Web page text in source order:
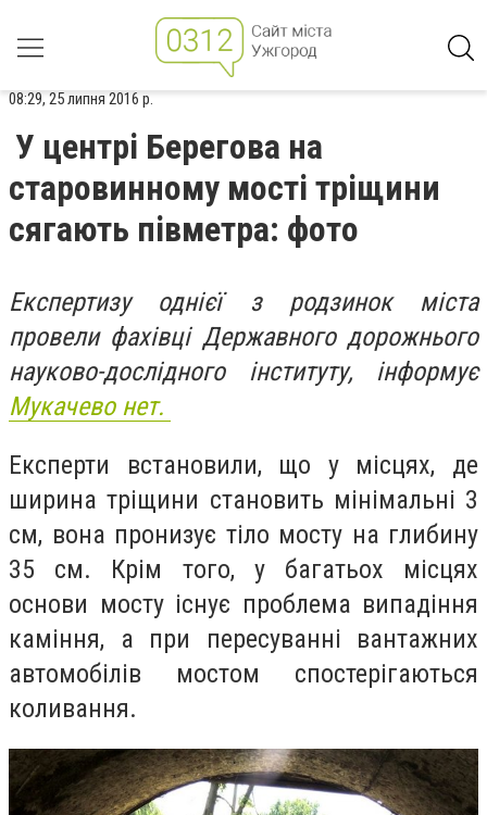
08:29, 25 липня 2016 р.
У центрі Берегова на
старовинному мості тріщини
сягають півметра: фото
Експертизу однієї з родзинок міста
провели фахівці Державного дорожнього
науково-дослідного інституту, інформує
Мукачево нет.
Експерти встановили, що у місцях, де
ширина тріщини становить мінімальні 3
см, вона пронизує тіло мосту на глибину
35 см. Крім того, у багатьох місцях
основи мосту існує проблема випадіння
каміння, а при пересуванні вантажних
автомобілів мостом спостерігаються
коливання.